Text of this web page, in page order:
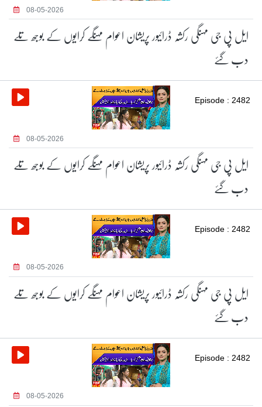
08-05-2026
ایل پی جی مہنگی رکشہ ڈرائیور پریشان اعوام مہنگے کرایوں کے بوجھ تلے
دب گئے
Episode : 2482
08-05-2026
ایل پی جی مہنگی رکشہ ڈرائیور پریشان اعوام مہنگے کرایوں کے بوجھ تلے
دب گئے
Episode : 2482
08-05-2026
ایل پی جی مہنگی رکشہ ڈرائیور پریشان اعوام مہنگے کرایوں کے بوجھ تلے
دب گئے
Episode : 2482
08-05-2026